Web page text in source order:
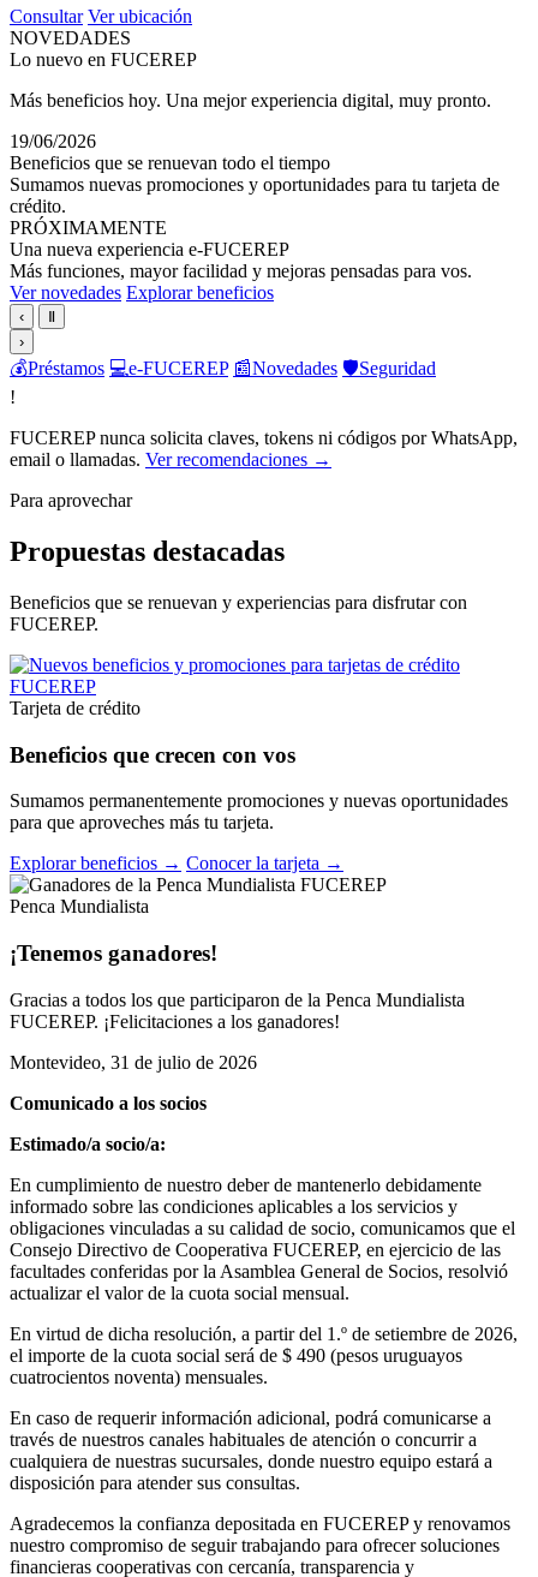
Consultar Ver ubicación
NOVEDADES
Lo nuevo en FUCEREP
Más beneficios hoy. Una mejor experiencia digital, muy pronto.
19/06/2026
Beneficios que se renuevan todo el tiempo
Sumamos nuevas promociones y oportunidades para tu tarjeta de
crédito.
PRÓXIMAMENTE
Una nueva experiencia e-FUCEREP
Más funciones, mayor facilidad y mejoras pensadas para vos.
Ver novedades Explorar beneficios
‹
Ⅱ
›
💰Préstamos 💻e-FUCEREP 📰Novedades 🛡️Seguridad
!
FUCEREP nunca solicita claves, tokens ni códigos por WhatsApp,
email o llamadas. Ver recomendaciones →
Para aprovechar
Propuestas destacadas
Beneficios que se renuevan y experiencias para disfrutar con
FUCEREP.
Tarjeta de crédito
Beneficios que crecen con vos
Sumamos permanentemente promociones y nuevas oportunidades
para que aproveches más tu tarjeta.
Explorar beneficios → Conocer la tarjeta →
Penca Mundialista
¡Tenemos ganadores!
Gracias a todos los que participaron de la Penca Mundialista
FUCEREP. ¡Felicitaciones a los ganadores!
Montevideo, 31 de julio de 2026
Comunicado a los socios
Estimado/a socio/a:
En cumplimiento de nuestro deber de mantenerlo debidamente
informado sobre las condiciones aplicables a los servicios y
obligaciones vinculadas a su calidad de socio, comunicamos que el
Consejo Directivo de Cooperativa FUCEREP, en ejercicio de las
facultades conferidas por la Asamblea General de Socios, resolvió
actualizar el valor de la cuota social mensual.
En virtud de dicha resolución, a partir del 1.º de setiembre de 2026,
el importe de la cuota social será de $ 490 (pesos uruguayos
cuatrocientos noventa) mensuales.
En caso de requerir información adicional, podrá comunicarse a
través de nuestros canales habituales de atención o concurrir a
cualquiera de nuestras sucursales, donde nuestro equipo estará a
disposición para atender sus consultas.
Agradecemos la confianza depositada en FUCEREP y renovamos
nuestro compromiso de seguir trabajando para ofrecer soluciones
financieras cooperativas con cercanía, transparencia y